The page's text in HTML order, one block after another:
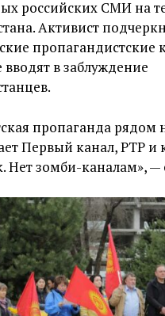
российских СМИ на
Активист
пропагандистские
в заблуждение
пропаганда рядом
Первый канал, РТР и
Нет зомби-каналам», —